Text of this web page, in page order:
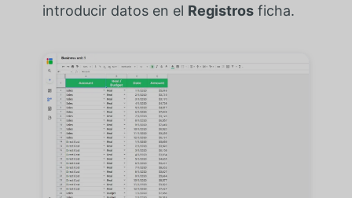
introducir datos en el Registrosficha.